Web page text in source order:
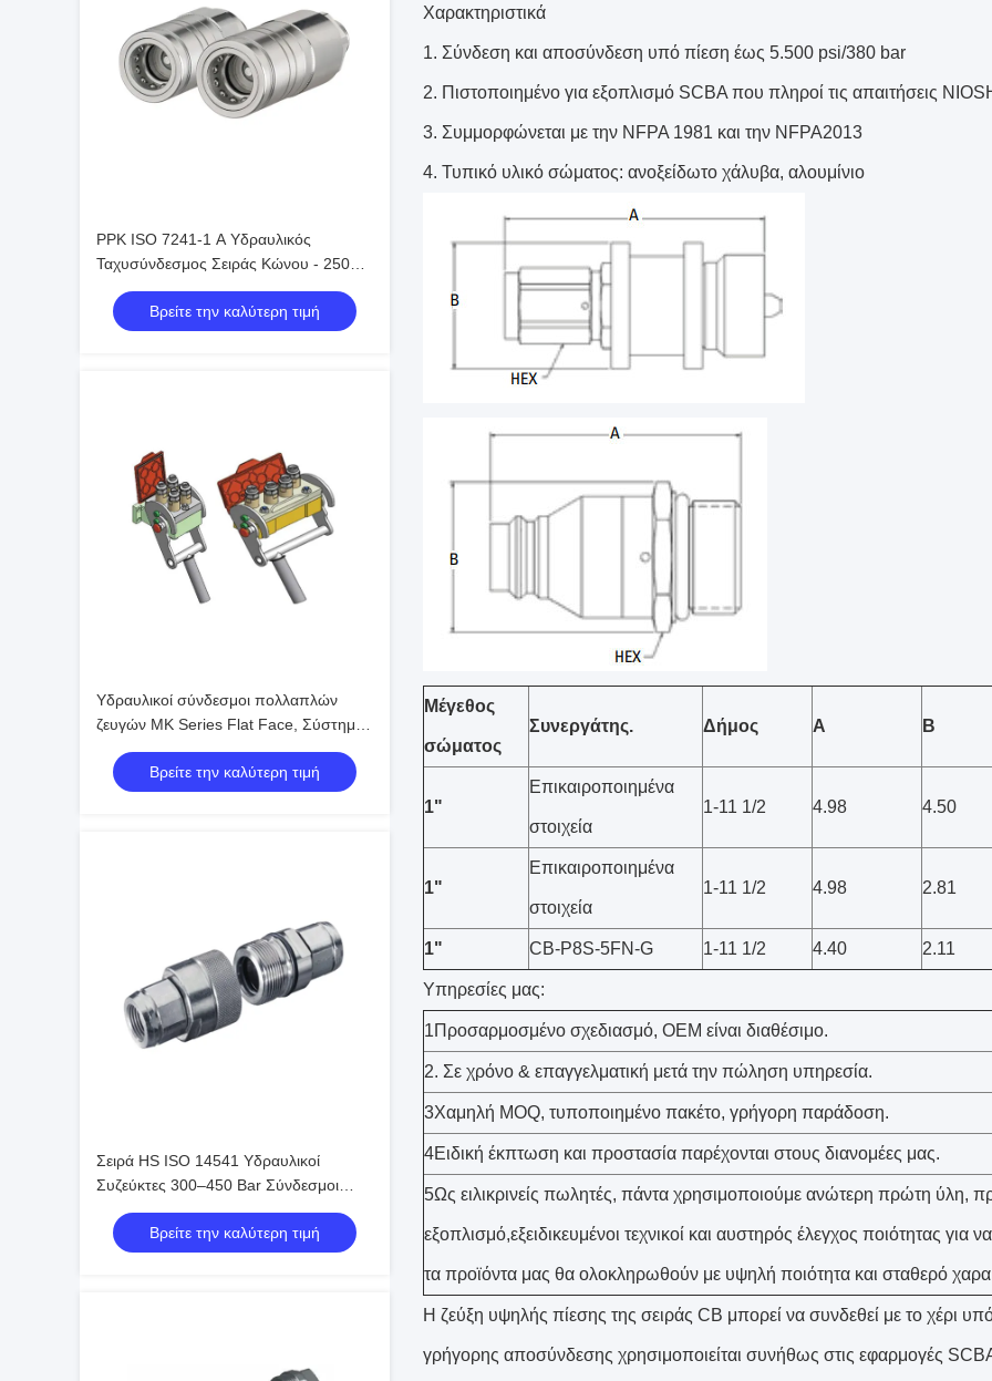
PPK ISO 7241-1 A Υδραυλικός
Ταχυσύνδεσμος Σειράς Κώνου - 250
Bar Ατσάλινο Κλείδωμα με Μπίλια για
Βαριά Μηχανήματα
Βρείτε την καλύτερη τιμή
Υδραυλικοί σύνδεσμοι πολλαπλών
ζευγών MK Series Flat Face, Σύστημα
Γρήγορης Σύνδεσης Cam Lock,
Πρότυπο ISOΒρείτε την καλύτερη τιμή
Σειρά HS ISO 14541 Υδραυλικοί
Συζεύκτες 300–450 Bar Σύνδεσμοι
Βαλβίδας Κώνου Σύνδεσης με
ΣπείρωμαΒρείτε την καλύτερη τιμή
Χαρακτηριστικά
Σύνδεση και αποσύνδεση υπό πίεση έως 5.500 psi/380 bar
Πιστοποιημένο για εξοπλισμό SCBA που πληροί τις απαιτήσεις
Συμμορφώνεται με την NFPA 1981 και την NFPA2013
Τυπικό υλικό σώματος: ανοξείδωτο χάλυβα, αλουμίνιο
Μέγεθος
σώματος
Συνεργάτης. Δήμος Α Β
1"
Επικαιροποιημένα
στοιχεία
1-11 1/2 4.98 4.50
1"
Επικαιροποιημένα
στοιχεία
1-11 1/2 4.98 2.81
1" CB-P8S-5FN-G 1-11 1/2 4.40 2.11
Υπηρεσίες μας:
1Προσαρμοσμένο σχεδιασμό, OEM είναι διαθέσιμο.
2. Σε χρόνο & επαγγελματική μετά την πώληση υπηρεσία.
3Χαμηλή MOQ, τυποποιημένο πακέτο, γρήγορη παράδοση.
4Ειδική έκπτωση και προστασία παρέχονται στους διανομέες μας.
5Ως ειλικρινείς πωλητές, πάντα χρησιμοποιούμε ανώτερη πρώτη ύλη,
εξοπλισμό,εξειδικευμένοι τεχνικοί και αυστηρός έλεγχος ποιότητας για
τα προϊόντα μας θα ολοκληρωθούν με υψηλή ποιότητα και σταθερό
Η ζεύξη υψηλής πίεσης της σειράς CB μπορεί να συνδεθεί με το χέρι
γρήγορης αποσύνδεσης χρησιμοποιείται συνήθως στις εφαρμογές